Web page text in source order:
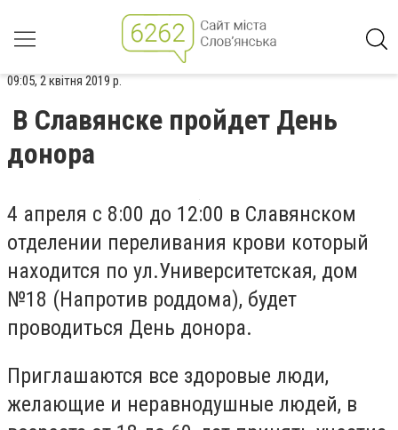
09:05, 2 квітня 2019 р.
В Славянске пройдет День
донора
4 апреля с 8:00 до 12:00 в Славянском
отделении переливания крови который
находится по ул.Университетская, дом
№18 (Напротив роддома), будет
проводиться День донора.
Приглашаются все здоровые люди,
желающие и неравнодушные людей, в